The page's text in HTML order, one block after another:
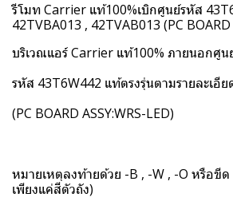
รีโมท Carrier แท้100%เบิกศูนย์รหัส
42TVBA013 , 42TVAB013 (PC BOARD
บริเวณแอร์ Carrier แท้100% ภายนอกศูน
รหัส 43T6W442 แท้ตรงรุ่นตามรายละเอี
(PC BOARD ASSY:WRS-LED)
หมายเหตุลงท้ายด้วย -B , -W , -O หรือขีด
เพียงแค่สีตัวถัง)